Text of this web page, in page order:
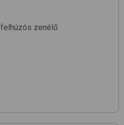
felhúzós zenélő